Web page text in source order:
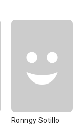
Ronngy Sotillo